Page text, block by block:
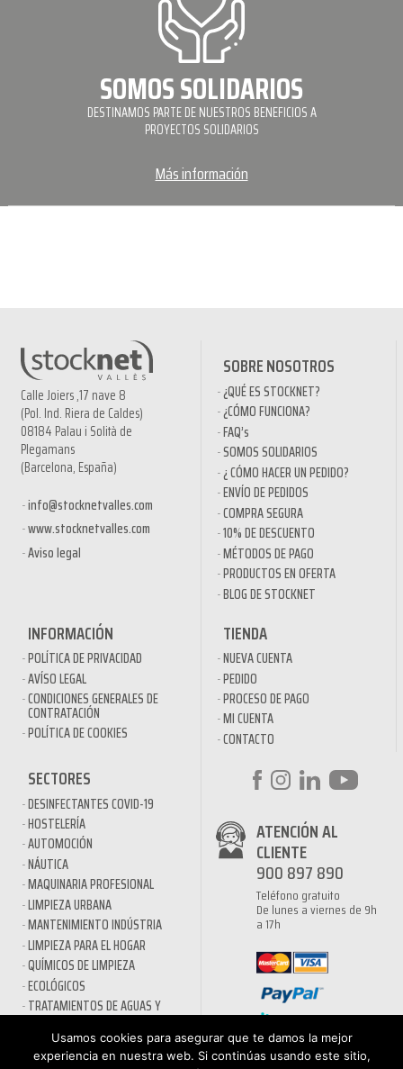
SOMOS SOLIDARIOS
DESTINAMOS PARTE DE NUESTROS BENEFICIOS A
PROYECTOS SOLIDARIOS
Más información
Calle Joiers ,17 nave 8
(Pol. Ind. Riera de Caldes)
08184 Palau i Solità de
Plegamans
(Barcelona, España)
info@stocknetvalles.com
www.stocknetvalles.com
Aviso legal
SOBRE NOSOTROS
¿QUÉ ES STOCKNET?
¿CÓMO FUNCIONA?
FAQ’s
SOMOS SOLIDARIOS
¿ CÓMO HACER UN PEDIDO?
ENVÍO DE PEDIDOS
COMPRA SEGURA
10% DE DESCUENTO
MÉTODOS DE PAGO
PRODUCTOS EN OFERTA
BLOG DE STOCKNET
INFORMACIÓN
POLÍTICA DE PRIVACIDAD
AVÍSO LEGAL
CONDICIONES GENERALES DE
CONTRATACIÓN
POLÍTICA DE COOKIES
TIENDA
NUEVA CUENTA
PEDIDO
PROCESO DE PAGO
MI CUENTA
CONTACTO
SECTORES
DESINFECTANTES COVID-19
HOSTELERÍA
AUTOMOCIÓN
NÁUTICA
MAQUINARIA PROFESIONAL
LIMPIEZA URBANA
MANTENIMIENTO INDÚSTRIA
LIMPIEZA PARA EL HOGAR
QUÍMICOS DE LIMPIEZA
ECOLÓGICOS
TRATAMIENTOS DE AGUAS Y
PISCINAS
ATENCIÓN AL
CLIENTE
900 897 890
Teléfono gratuito
De lunes a viernes de 9h
a 17h
Usamos cookies para asegurar que te damos la mejor
experiencia en nuestra web. Si continúas usando este sitio,